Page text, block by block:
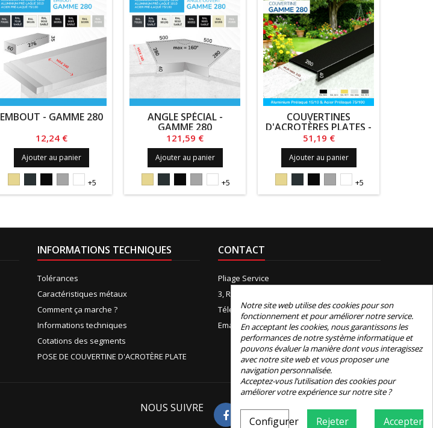
EMBOUT - GAMME 280
Prix
12,24 €
Ajouter au panier
9006PIEDRA
9010S
+5
ANGLE SPÉCIAL -
GAMME 280
Prix
121,59 €
Ajouter au panier
9006PIEDRA
9010S
+5
COUVERTINES
D'ACROTÈRES PLATES -
GAMME 280
Prix
51,19 €
Ajouter au panier
9006PIEDRA
9010S
+5
INFORMATIONS TECHNIQUES
Tolérances
Caractéristiques métaux
Comment ça marche ?
Informations techniques
Cotations des segments
POSE DE COUVERTINE D'ACROTÈRE PLATE
CONTACT
Pliage Service
3, Rue de Boudeville, 31100 Toulouse
Téléphone:+33 (0)5 61 44 12 90
Email: contact@e-pliage.fr
Avis Google
NOUS SUIVRE
Notre site web utilise des cookies pour son
fonctionnement et pour améliorer notre service.
En acceptant les cookies, nous garantissons les
performances de notre système informatique et
pouvons évaluer la manière dont vous interagissez
avec notre site web et vous proposer une
navigation personnalisée.
Acceptez-vous l’utilisation des cookies pour
améliorer votre expérience sur notre site ?
Configurer Rejeter Accepter